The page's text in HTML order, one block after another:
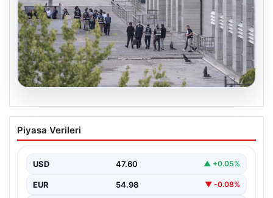
Etimesgut Belediyesi’nde Geniş
Kapsamlı Soruşturma: Başkan
Çıktı
Ankara'nın Etimesgut ilçesinde yer alan belediyeye
yönelik yürütülen kapsamlı bir soruşturmanın son
Piyasa Verileri
USD 47.60 ▲ +0.05%
EUR 54.98 ▼ -0.08%